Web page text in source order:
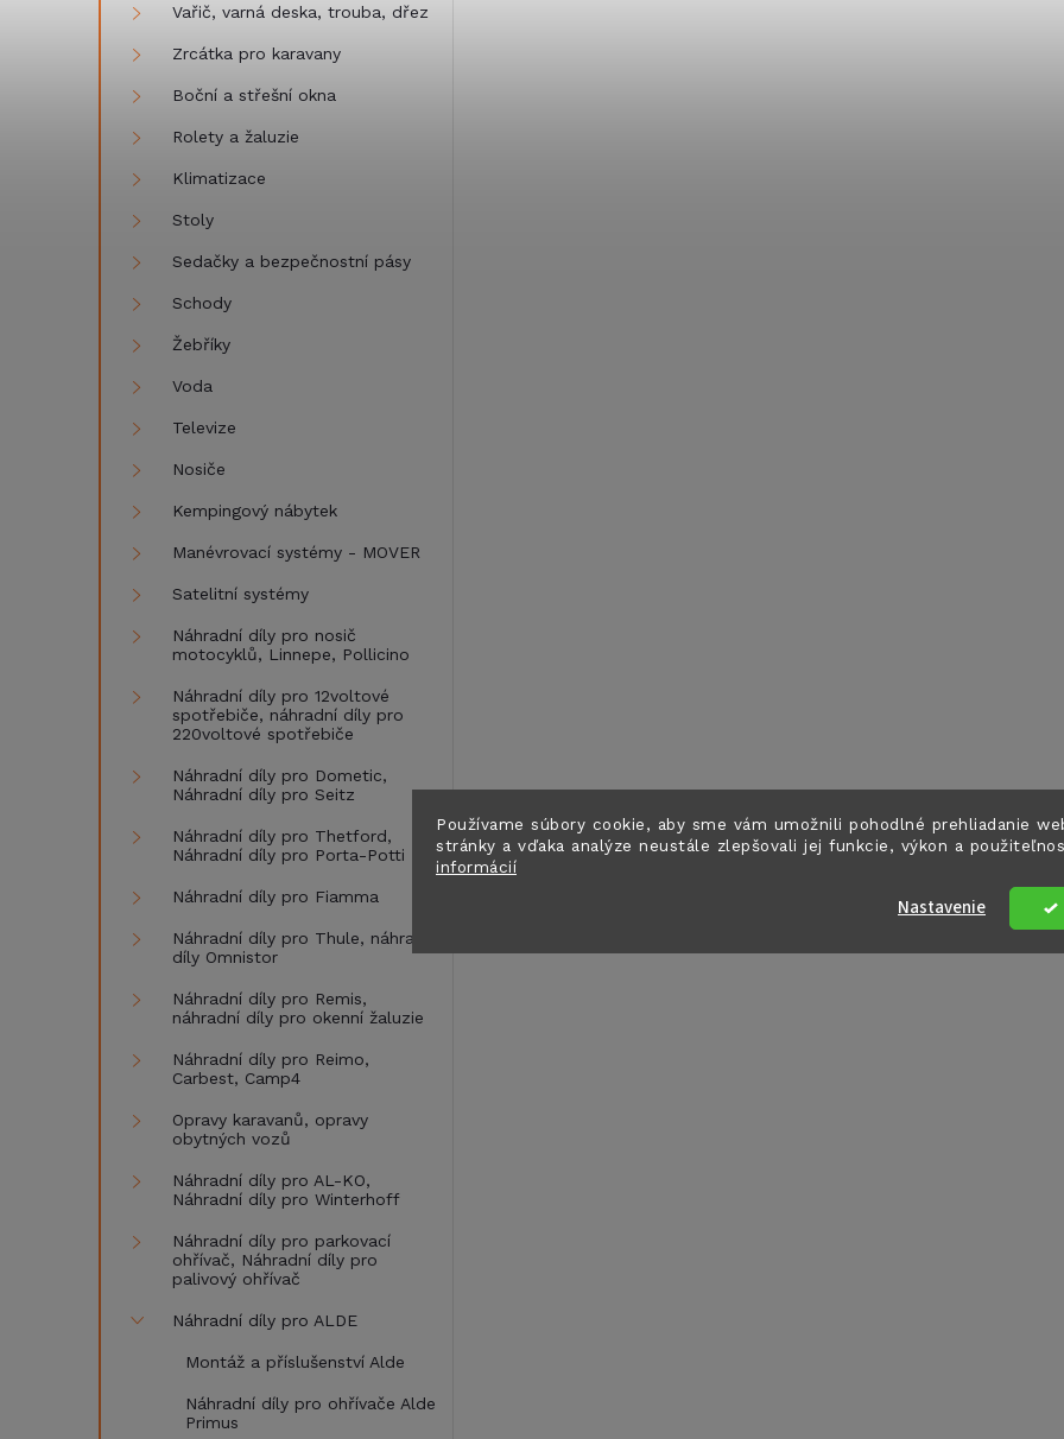
Používame súbory cookie, aby sme vám umožnili pohodlné prehliadanie
stránky a vďaka analýze neustále zlepšovali jej funkcie, výkon a
informácií
Nastavenie
Vařič, varná deska, trouba, dřez
Zrcátka pro karavany
Boční a střešní okna
Rolety a žaluzie
Klimatizace
Stoly
Sedačky a bezpečnostní pásy
Schody
Žebříky
Voda
Televize
Nosiče
Kempingový nábytek
Manévrovací systémy - MOVER
Satelitní systémy
Náhradní díly pro nosič
motocyklů, Linnepe, Pollicino
Náhradní díly pro 12voltové
spotřebiče, náhradní díly pro
220voltové spotřebiče
Náhradní díly pro Dometic,
Náhradní díly pro Seitz
Náhradní díly pro Thetford,
Náhradní díly pro Porta-Potti
Náhradní díly pro Fiamma
Náhradní díly pro Thule, náhradní
díly Omnistor
Náhradní díly pro Remis,
náhradní díly pro okenní žaluzie
Náhradní díly pro Reimo,
Carbest, Camp4
Opravy karavanů, opravy
obytných vozů
Náhradní díly pro AL-KO,
Náhradní díly pro Winterhoff
Náhradní díly pro parkovací
ohřívač, Náhradní díly pro
palivový ohřívač
Náhradní díly pro ALDE
Montáž a příslušenství Alde
Náhradní díly pro ohřívače Alde
Primus